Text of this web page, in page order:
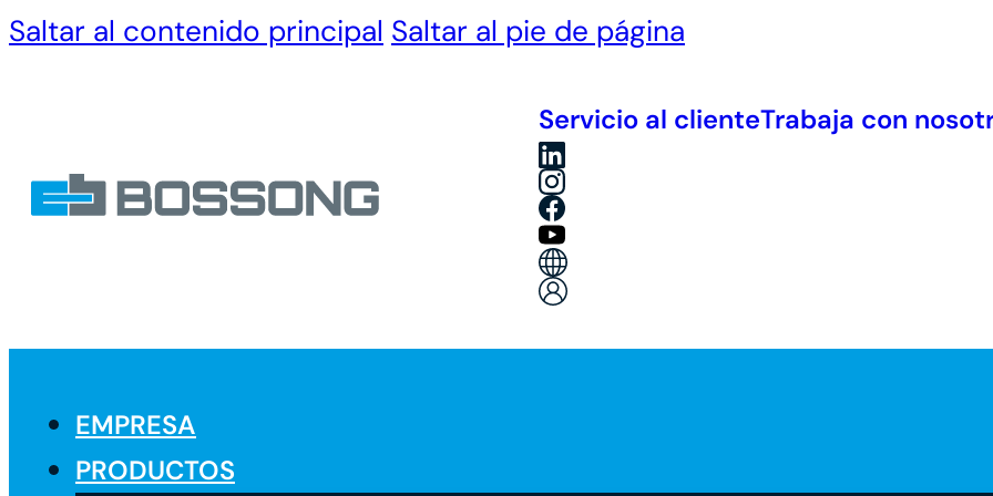
Saltar al contenido principal Saltar al pie de página
Servicio al clienteTrabaja con
EMPRESA
PRODUCTOS